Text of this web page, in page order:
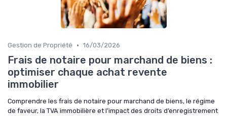
Gestion de Propriété • 16/03/2026
Frais de notaire pour marchand de biens :
optimiser chaque achat revente
immobilier
Comprendre les frais de notaire pour marchand de biens, le régime
de faveur, la TVA immobilière et l’impact des droits d’enregistrement